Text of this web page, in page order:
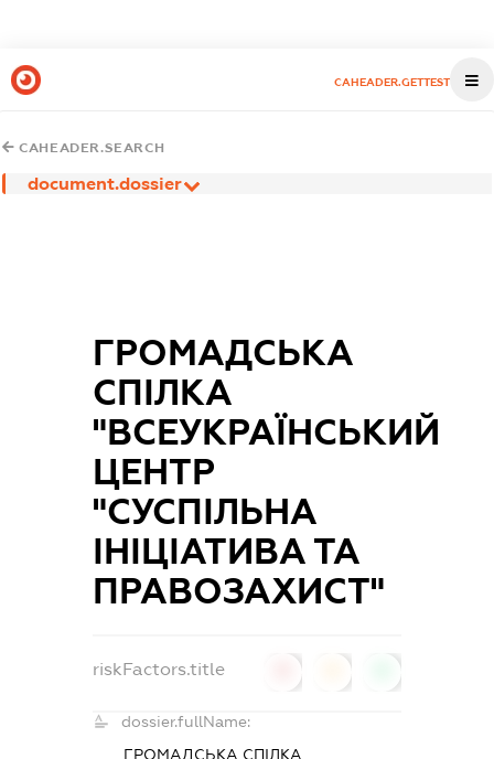
CAHEADER.GETTEST
CAHEADER.SEARCH
document.dossier
ГРОМАДСЬКА
СПІЛКА
"ВСЕУКРАЇНСЬКИЙ
ЦЕНТР
"СУСПІЛЬНА
ІНІЦІАТИВА ТА
ПРАВОЗАХИСТ"
riskFactors.title
dossier.fullName:
ГРОМАДСЬКА СПІЛКА